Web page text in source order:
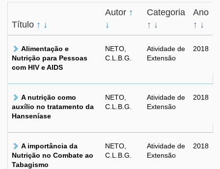
Título ↑ ↓
Autor ↑
↓
Categoria
↑ ↓
Ano
↑ ↓
Alimentação e
Nutrição para Pessoas
com HIV e AIDS
NETO,
C.L.B.G.
Atividade de
Extensão
2018
A nutrição como
auxílio no tratamento da
Hanseníase
NETO,
C.L.B.G.
Atividade de
Extensão
2018
A importância da
Nutrição no Combate ao
Tabagismo
NETO,
C.L.B.G.
Atividade de
Extensão
2018